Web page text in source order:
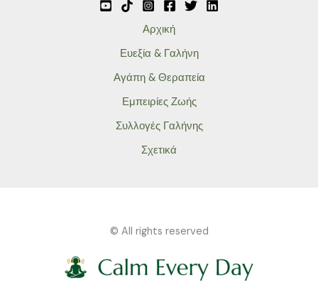
Αρχική
Ευεξία & Γαλήνη
Αγάπη & Θεραπεία
Εμπειρίες Ζωής
Συλλογές Γαλήνης
Σχετικά
© All rights reserved